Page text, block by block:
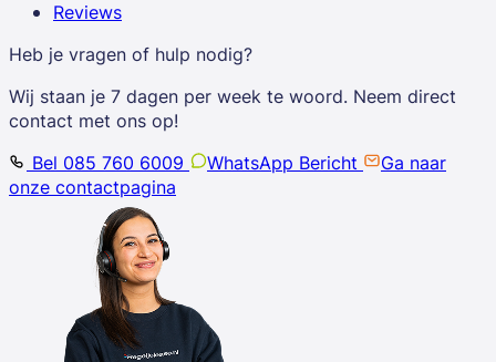
Reviews
Heb je vragen of hulp nodig?
Wij staan je 7 dagen per week te woord. Neem direct
contact met ons op!
Bel 085 760 6009
WhatsApp Bericht
Ga naar
onze contactpagina